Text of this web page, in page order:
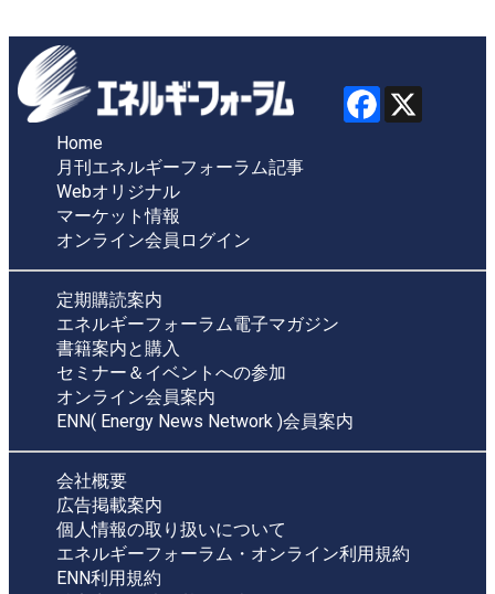
Home
月刊エネルギーフォーラム記事
Webオリジナル
マーケット情報
オンライン会員ログイン
定期購読案内
エネルギーフォーラム電子マガジン
書籍案内と購入
セミナー＆イベントへの参加
オンライン会員案内
ENN( Energy News Network )会員案内
会社概要
広告掲載案内
個人情報の取り扱いについて
エネルギーフォーラム・オンライン利用規約
ENN利用規約